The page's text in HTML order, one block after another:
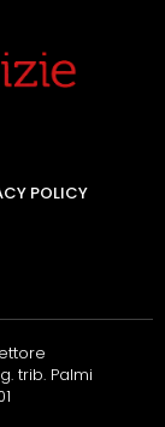
POLICY
trib. Palmi